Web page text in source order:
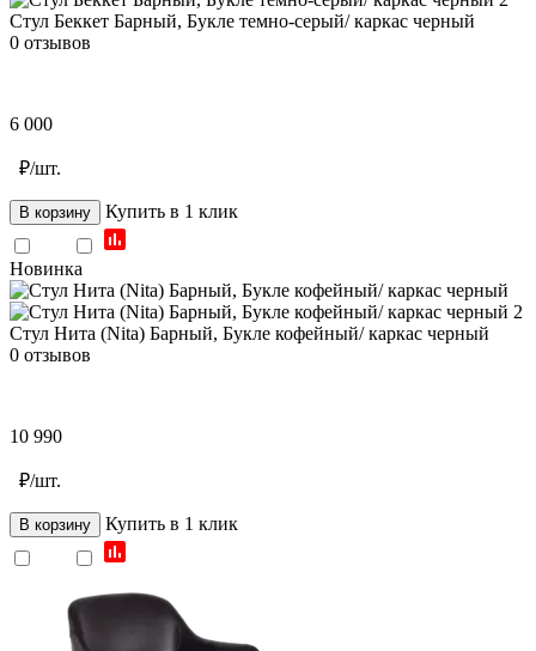
Стул Беккет Барный, Букле темно-серый/ каркас черный
0 отзывов
6 000
₽/шт.
В корзину Купить в 1 клик
Новинка
Стул Нита (Nita) Барный, Букле кофейный/ каркас черный
0 отзывов
10 990
₽/шт.
В корзину Купить в 1 клик